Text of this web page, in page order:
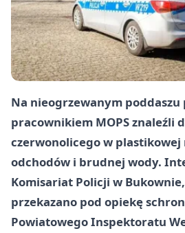
Na nieogrzewanym
pracownikiem MOPS znaleźli
czerwonolicego w plastikowej
odchodów i brudnej wody.
Komisariat Policji w
przekazano pod opiekę
Powiatowego Inspektoratu